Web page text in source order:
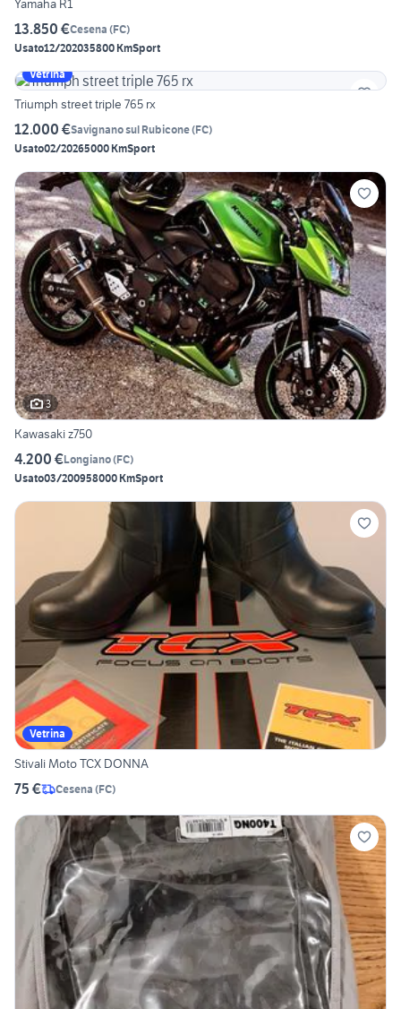
Yamaha R1
13.850 €Cesena (FC)
Usato12/202035800 KmSport
Vetrina
Triumph street triple 765 rx
12.000 €Savignano sul Rubicone(FC)
Usato02/20265000 KmSport
3
Kawasaki z750
4.200 €Longiano(FC)
Usato03/200958000 KmSport
Vetrina
Stivali Moto TCX DONNA
75 € Cesena (FC)